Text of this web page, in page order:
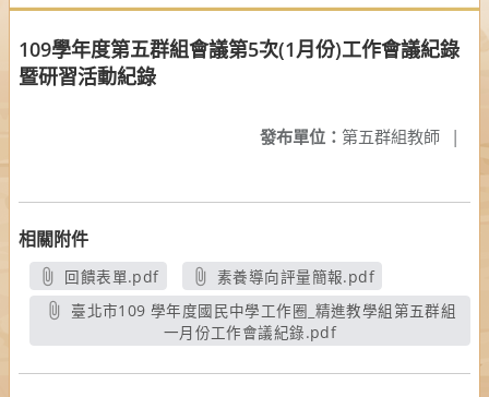
109學年度第五群組會議第5次(1月份)工作會議紀錄
暨研習活動紀錄
發布單位： 第五群組教師 |
相關附件
回饋表單.pdf
另開新視窗
素養導向評量簡報.pdf
另開新視窗
一月份工作會議紀錄.pdf另開新視窗